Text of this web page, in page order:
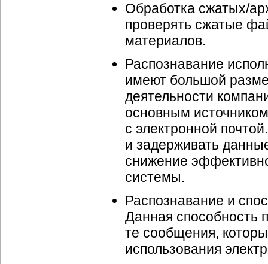
Обработка сжатых/
проверять сжатые
материалов.
Распознавание
имеют большой
деятельности
основным
с электронной
и задерживать
снижение
системы.
Распознавание и
Данная способность
те сообщения,
использования